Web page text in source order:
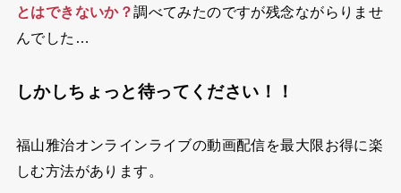
とはできないか？調べてみたのですが残念ながらりませ
んでした…
しかしちょっと待ってください！！
福山雅治オンラインライブの動画配信を最大限お得に楽
しむ方法があります。